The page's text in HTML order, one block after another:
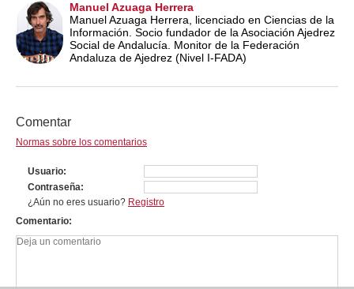
Manuel Azuaga Herrera
Manuel Azuaga Herrera, licenciado en Ciencias de la
Información. Socio fundador de la Asociación Ajedrez
Social de Andalucía. Monitor de la Federación
Andaluza de Ajedrez (Nivel I-FADA)
Comentar
Normas sobre los comentarios
Usuario
Contraseña
¿Aún no eres usuario? Registro
Comentario